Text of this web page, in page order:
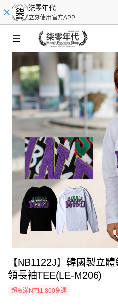
柒零年代
立刻使用官方APP
【NB1122J】韓國製立
領長袖TEE(LE-M206)
超取滿NT$1,800免運